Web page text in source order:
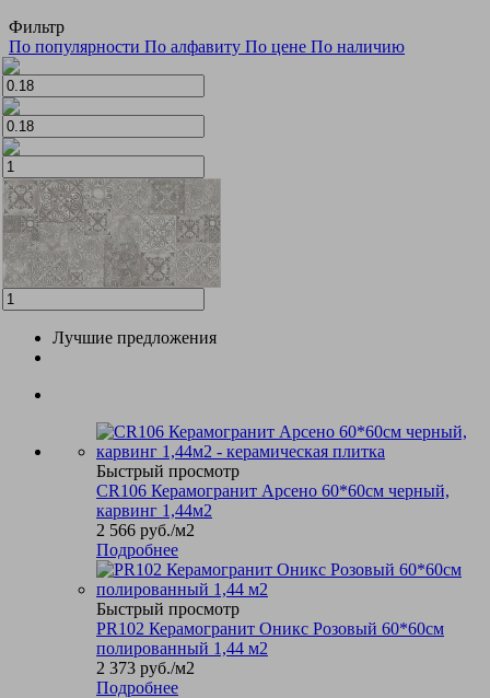
Фильтр
По популярности По алфавиту По цене По наличию
Лучшие предложения
Быстрый просмотр
CR106 Керамогранит Арсено 60*60см черный,
карвинг 1,44м2
2 566 руб./м2
Подробнее
Быстрый просмотр
PR102 Керамогранит Оникс Розовый 60*60см
полированный 1,44 м2
2 373 руб./м2
Подробнее